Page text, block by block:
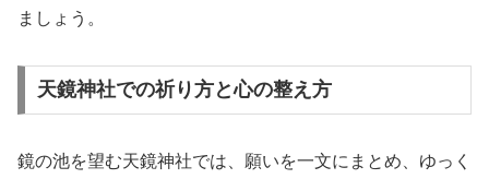
ましょう。
天鏡神社での祈り方と心の整え方
鏡の池を望む天鏡神社では、願いを一文にまとめ、ゆっく